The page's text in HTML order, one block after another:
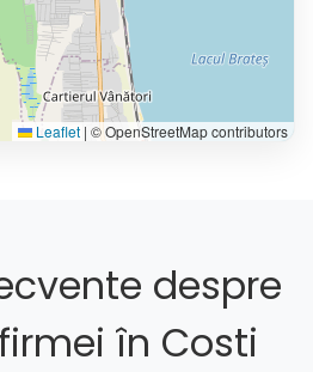
Leaflet | © OpenStreetMap contributors
despre
în Costi